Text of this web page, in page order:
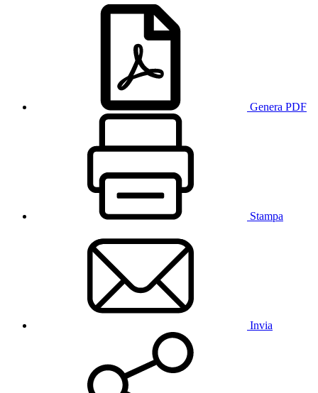
Genera PDF
Stampa
Invia